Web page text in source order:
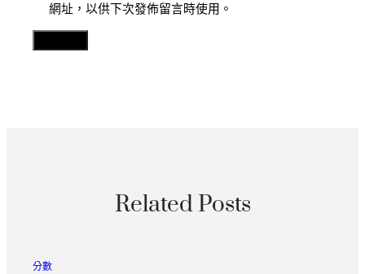
網址，以供下次發佈留言時使用。
Related Posts
分數